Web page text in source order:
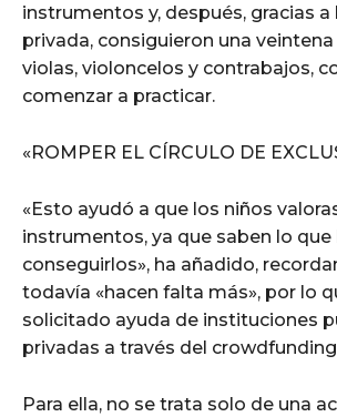
instrumentos y, después, gracias
privada, consiguieron una
violas, violoncelos y contrabajos,
comenzar a practicar.
«ROMPER EL CÍRCULO DE
«Esto ayudó a que los niños
instrumentos, ya que saben lo
conseguirlos», ha añadido,
todavía «hacen falta más», por lo
solicitado ayuda de instituciones
privadas a través del
Para ella, no se trata solo de una